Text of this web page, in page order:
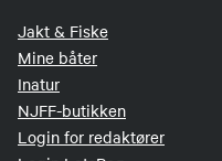
Jakt & Fiske
Mine båter
Inatur
NJFF-butikken
Login for redaktører